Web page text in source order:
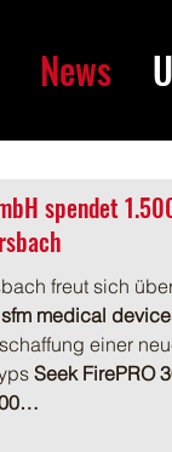
News
spendet
freut sich
sfm medical
einer
Seek FirePRO